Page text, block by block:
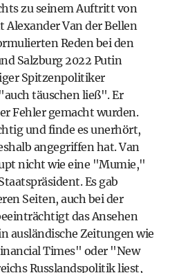
zu seinem Auftritt von
Alexander Van der Bellen
Reden bei den
Salzburg 2022 Putin
Spitzenpolitiker
täuschen ließ". Er
Fehler gemacht wurden.
und finde es unerhört,
angegriffen hat. Van
nicht wie eine "Mumie,"
Es gab
Seiten, auch bei der
das Ansehen
ausländische Zeitungen wie
Times" oder "New
Russlandspolitik liest,